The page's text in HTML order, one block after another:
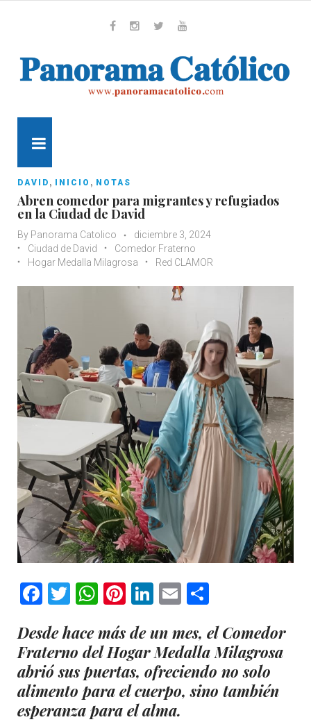
DAVID , INICIO , NOTAS
Abren comedor para migrantes y refugiados
en la Ciudad de David
By Panorama Catolico
diciembre 3, 2024
Ciudad de David
Comedor Fraterno
Hogar Medalla Milagrosa
Red CLAMOR
Facebook
Twitter
WhatsApp
Pinterest
LinkedIn
Email
Desde hace más de un mes, el Comedor
Fraterno del Hogar Medalla Milagrosa
abrió sus puertas, ofreciendo no solo
alimento para el cuerpo, sino también
esperanza para el alma.